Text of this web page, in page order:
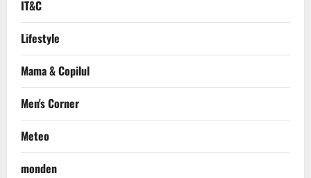
IT&C
Lifestyle
Mama & Copilul
Men's Corner
Meteo
monden